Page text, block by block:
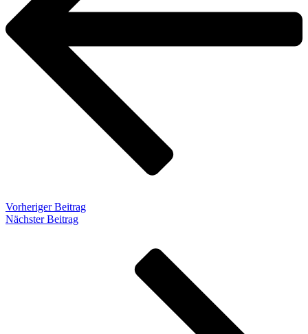
Vorheriger Beitrag
Nächster Beitrag